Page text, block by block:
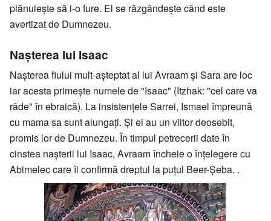
plănuieşte să i-o fure. El se răzgândeşte când este
avertizat de Dumnezeu.
Naşterea lui Isaac
Naşterea fiului mult-aşteptat al lui Avraam şi Sara are loc
iar acesta primeşte numele de "Isaac" (Itzhak: "cel care va
râde" în ebraică). La insistenţele Sarrei, Ismael împreună
cu mama sa sunt alungaţi. Şi ei au un viitor deosebit,
promis lor de Dumnezeu. În timpul petrecerii date în
cinstea naşterii lui Isaac, Avraam încheie o înţelegere cu
Abimelec care îi confirmă dreptul la puţul Beer-Șeba. .